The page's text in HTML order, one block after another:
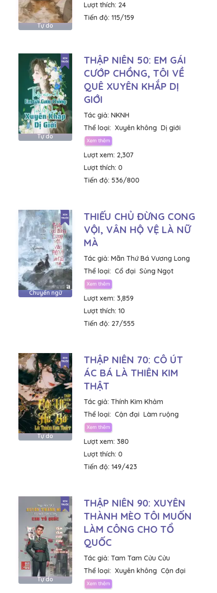
Tự do
Lượt thích: 24
Tiến độ: 115/159
Tự do
THẬP NIÊN 50: EM GÁI
CƯỚP CHỒNG, TÔI VỀ
QUÊ XUYÊN KHẮP DỊ
GIỚI
Tác giả: NKNH
Thể loại: Xuyên không Dị giới
Lượt xem: 2,307
Lượt thích: 0
Tiến độ: 536/800
Chuyển ngữ
THIẾU CHỦ ĐỪNG CONG
VỘI, VÂN HỘ VỆ LÀ NỮ
MÀ
Tác giả: Mãn Thứ Bá Vương Long
Thể loại: Cổ đại Sủng Ngọt
Lượt xem: 3,859
Lượt thích: 10
Tiến độ: 27/555
Tự do
THẬP NIÊN 70: CÔ ÚT
ÁC BÁ LÀ THIÊN KIM
THẬT
Tác giả: Thính Kim Khảm
Thể loại: Cận đại Làm ruộng
Lượt xem: 380
Lượt thích: 0
Tiến độ: 149/423
Tự do
THẬP NIÊN 90: XUYÊN
THÀNH MÈO TÔI MUỐN
LÀM CÔNG CHO TỔ
QUỐC
Tác giả: Tam Tam Cửu Cửu
Thể loại: Xuyên không Cận đại